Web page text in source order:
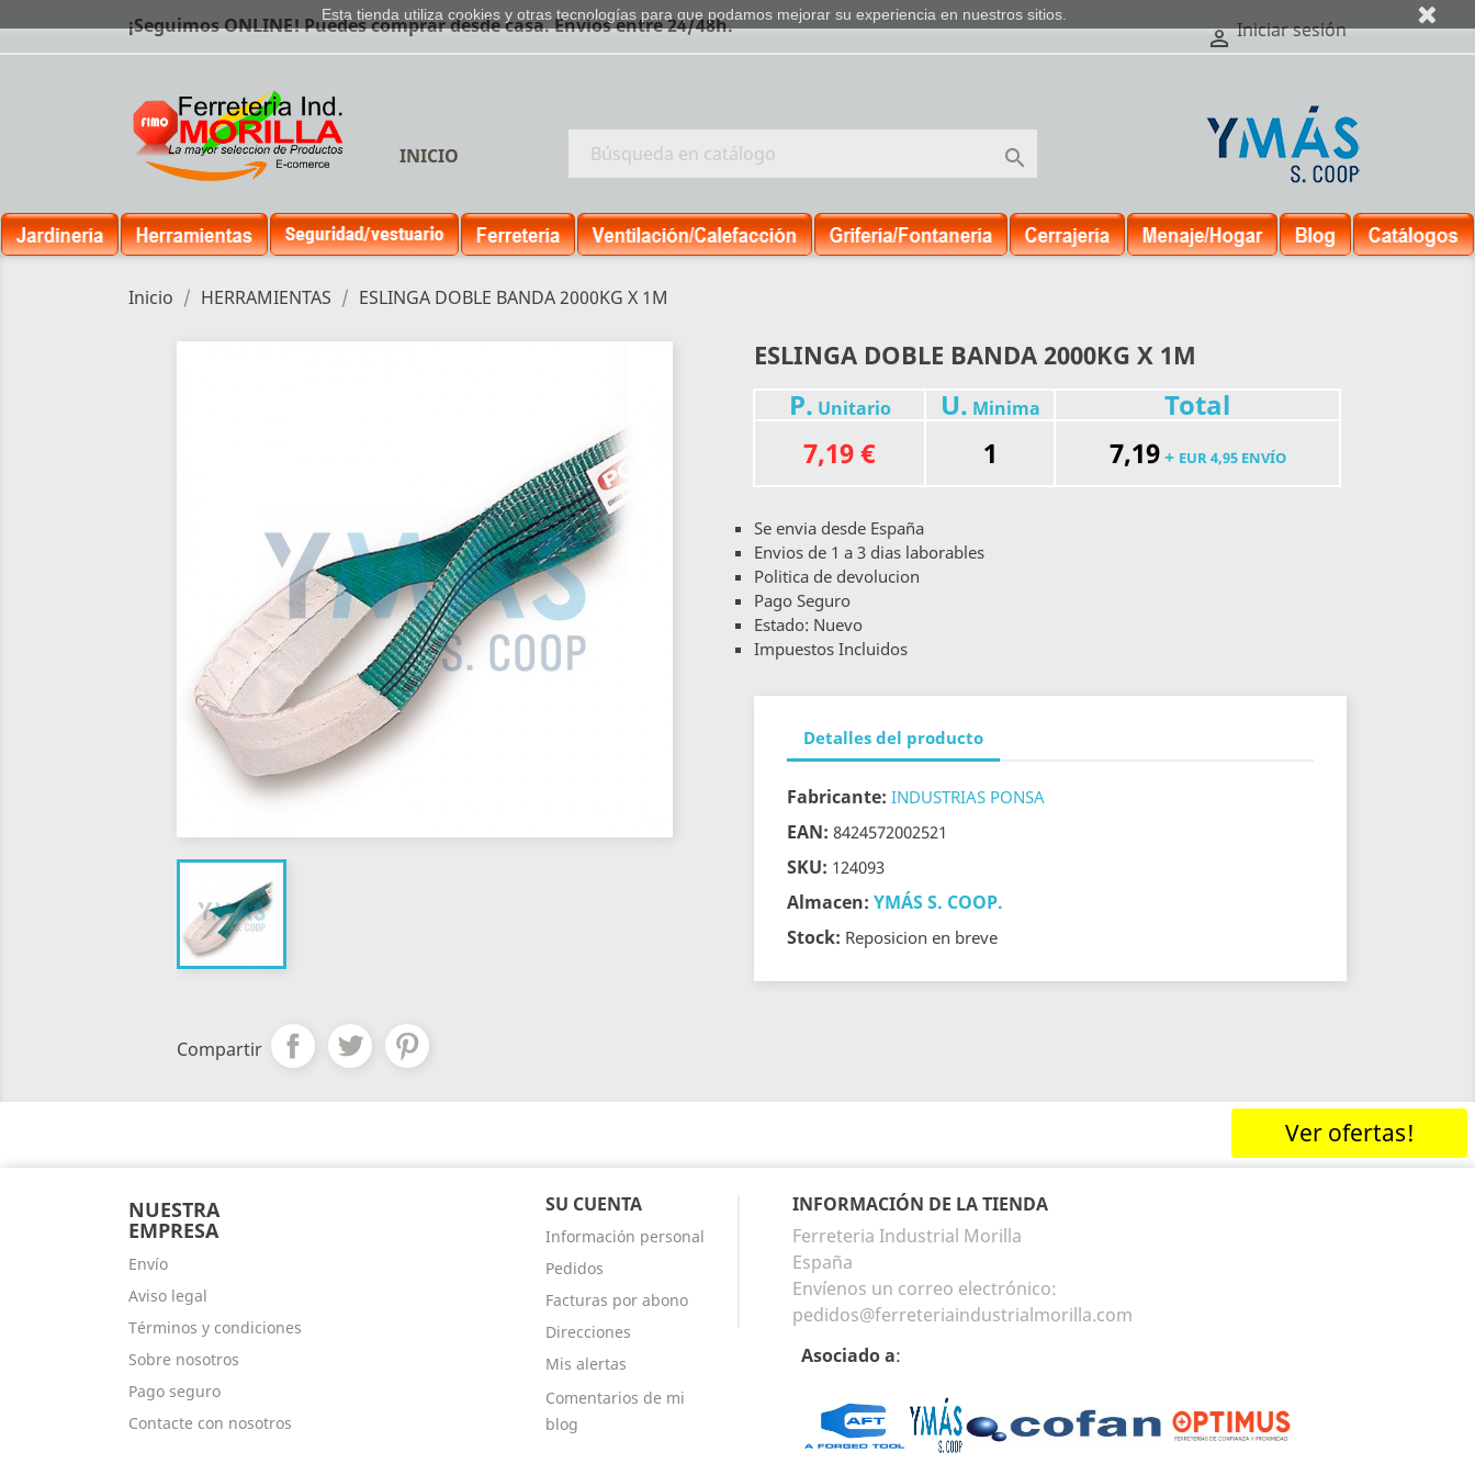
¡Seguimos ONLINE! Puedes comprar desde casa. Envíos entre 24/48h.  Iniciar sesión

INICIO
Inicio HERRAMIENTAS ESLINGA DOBLE BANDA 2000KG X 1M
Compartir
ESLINGA DOBLE BANDA 2000KG X 1M
P. Unitario U. Minima
Total
7,19 €
1 7,19+ EUR 4,95 ENVÍO
Se envia desde España
Envios de 1 a 3 dias laborables
Politica de devolucion
Pago Seguro
Estado: Nuevo
Impuestos Incluidos
Detalles del producto
Fabricante: INDUSTRIAS PONSA
EAN: 8424572002521
SKU: 124093
Almacen: YMÁS S. COOP.
Stock: Reposicion en breve
Ver ofertas!
NUESTRA
EMPRESA
Envío
Aviso legal
Términos y condiciones
Sobre nosotros
Pago seguro
Contacte con nosotros
SU CUENTA
Información personal
Pedidos
Facturas por abono
Direcciones
Mis alertas
Comentarios de mi
blog
INFORMACIÓN DE LA TIENDA
Ferreteria Industrial Morilla
España
Envíenos un correo electrónico:
pedidos@ferreteriaindustrialmorilla.com
Esta tienda utiliza cookies y otras tecnologías para que podamos mejorar su experiencia en nuestros sitios.
Asociado a: